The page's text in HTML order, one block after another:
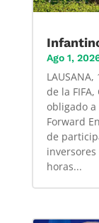
Ago 1,
de la
obligado a
Forward
de
horas...